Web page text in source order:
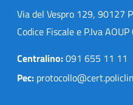
Via del Vespro 129, 90127
Codice Fiscale e P.Iva
Centralino:091 655 11 11
Pec: